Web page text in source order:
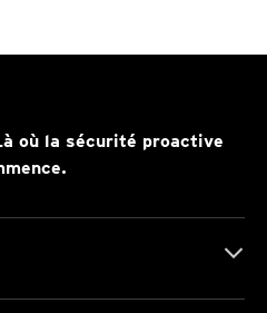
où la sécurité proactive